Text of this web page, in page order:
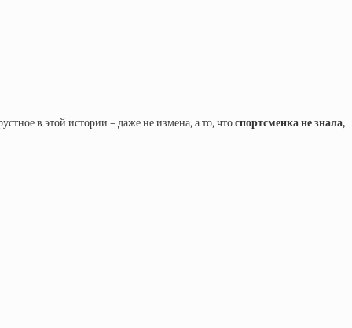
в этой истории – даже не измена, а то, чтоспортсменка не знала,